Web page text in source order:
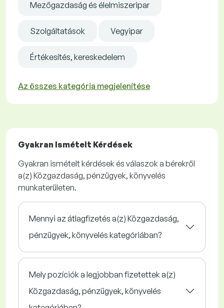
Mezőgazdaság és élelmiszeripar
Szolgáltatások Vegyipar
Értékesítés, kereskedelem
Az összes kategória megjelenítése
Gyakran Ismételt Kérdések
Gyakran ismételt kérdések és válaszok a bérekről
a(z) Közgazdaság, pénzügyek, könyvelés
munkaterületen.
Mennyi az átlagfizetés a(z) Közgazdaság,
pénzügyek, könyvelés kategóriában?
Mely pozíciók a legjobban fizetettek a(z)
Közgazdaság, pénzügyek, könyvelés